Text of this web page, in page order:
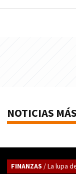
NOTICIAS
FINANZAS / La lupa